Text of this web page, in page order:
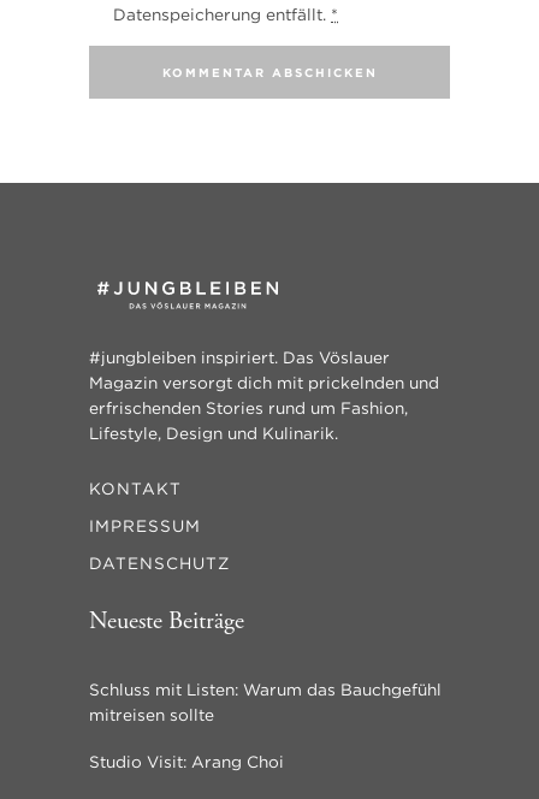
Datenspeicherung entfällt. *
#jungbleiben inspiriert. Das Vöslauer
Magazin versorgt dich mit prickelnden und
erfrischenden Stories rund um Fashion,
Lifestyle, Design und Kulinarik.
KONTAKT
IMPRESSUM
DATENSCHUTZ
Neueste Beiträge
Schluss mit Listen: Warum das Bauchgefühl
mitreisen sollte
Studio Visit: Arang Choi